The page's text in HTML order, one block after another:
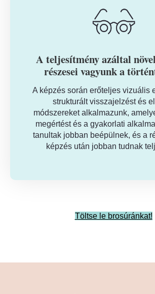
A teljesítmény azáltal
részesei vagyunk a
A képzés során erőteljes vizuális
strukturált visszajelzést és
módszereket alkalmazunk,
megértést és a gyakorlati
tanultak jobban beépülnek, és a
képzés után jobban tudnak
Töltse le brosúránkat!